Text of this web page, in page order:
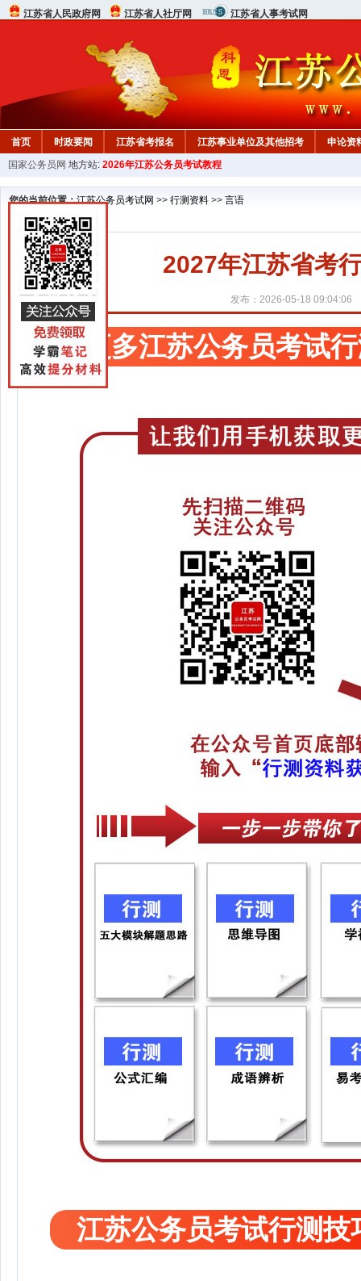
江苏省人民政府网 江苏省人社厅网 江苏省人事考试网
首页 时政要闻 江苏省考报名 江苏事业单位及其他招考
申论资
国家公务员网 地方站: 2026年江苏公务员考试教程
您的当前位置：江苏公务员考试网 >> 行测资料 >> 言语
2027年江苏省考
发布：2026-05-18 09:04:06
更多江苏公务员考试
江苏公务员考试行测技